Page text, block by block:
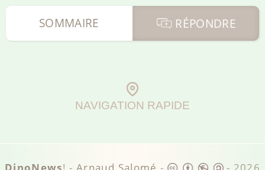
RÉPONDRE
SOMMAIRE
NAVIGATION RAPIDE